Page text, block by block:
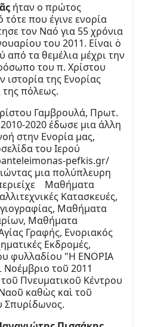
ήταν ο πρώτος
που έγινε ενορία
τον Ναό για 55 χρόνια
του 2011. Είναι ὁ
από τα θεμέλια μέχρι την
του π. Χρίστου
ιστορία της Ενορίας
πόλεως.
Γαμβρουλά, Πρωτ.
2020 έδωσε μια άλλη
στην Ενορία μας,
του Ιερού
pefkis.gr/
μια πολύπλευρη
Μαθήματα
Κατασκευές,
Μαθήματα
Μαθήματα
Γραφής, Ενοριακός
Εκδρομές,
φυλλαδίου "Η ΕΝΟΡΙΑ
τοῦ 2011
Πνευματικοῦ Κέντρου
καθὼς καὶ τοῦ
Σπυρίδωνος.